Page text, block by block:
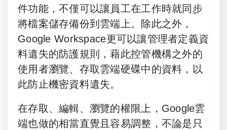
件功能，不僅可以讓員工在工作時就同步
將檔案儲存備份到雲端上。除此之外，
Google Workspace更可以讓管理者定義資
料遺失的防護規則，藉此控管機構之外的
使用者瀏覽、存取雲端硬碟中的資料，以
此防止機密資料遺失。
在存取、編輯、瀏覽的權限上，Google雲
端也做的相當直覺且容易調整，不論是只